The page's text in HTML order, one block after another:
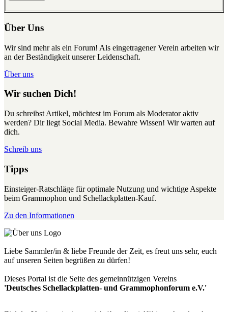
Über Uns
Wir sind mehr als ein Forum! Als eingetragener Verein arbeiten wir
an der Beständigkeit unserer Leidenschaft.
Über uns
Wir suchen Dich!
Du schreibst Artikel, möchtest im Forum als Moderator aktiv
werden? Dir liegt Social Media. Bewahre Wissen! Wir warten auf
dich.
Schreib uns
Tipps
Einsteiger-Ratschläge für optimale Nutzung und wichtige Aspekte
beim Grammophon und Schellackplatten-Kauf.
Zu den Informationen
Liebe Sammler/in & liebe Freunde der Zeit, es freut uns sehr, euch
auf unseren Seiten begrüßen zu dürfen!
Dieses Portal ist die Seite des gemeinnützigen Vereins
'Deutsches Schellackplatten- und Grammophonforum e.V.'